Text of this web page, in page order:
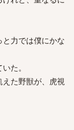
力では僕にかな
た。
た野獣が、虎視